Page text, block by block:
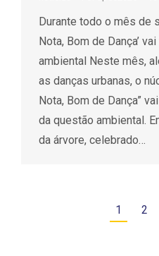
Durante todo o mês de
Nota, Bom de Dança’
ambiental Neste mês,
as danças urbanas, o
Nota, Bom de Dança”
da questão ambiental.
da árvore, celebrado…
1 2